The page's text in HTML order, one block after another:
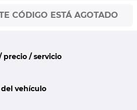
CÓDIGO ESTÁ AGOTADO
precio / servicio
vehículo